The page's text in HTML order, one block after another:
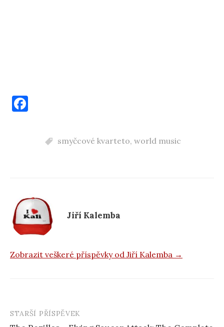
o
k
smyčcové kvarteto, world music
Jiří Kalemba
Zobrazit veškeré příspěvky od Jiří Kalemba →
Navigace
STARŠÍ PŘÍSPĚVEK